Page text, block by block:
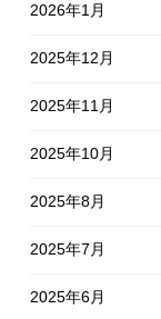
2026年1月
2025年12月
2025年11月
2025年10月
2025年8月
2025年7月
2025年6月